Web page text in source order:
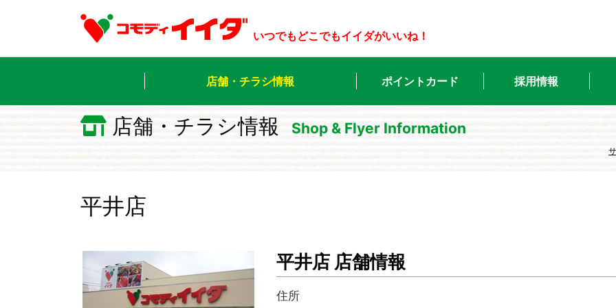
いつでもどこでもイイダがいいね！
店舗・チラシ情報 ポイントカード 採用情報
店舗・チラシ情報 Shop & Flyer Information
平井店
平井店 店舗情報
住所